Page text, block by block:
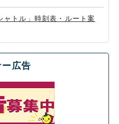
ャトル」時刻表・ルート案
ー広告